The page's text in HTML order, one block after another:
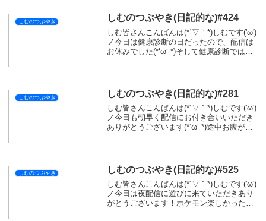
しむのつぶやき しむのつぶやき(日記的な)#424
しむ皆さんこんばんは(*´▽｀*)しむです('ω')
ノ今日は健康診断の日だったので、配信は
お休みでした(*‘ω‘ *)そして健康診断では、
しむのつぶやき しむのつぶやき(日記的な)#281
しむ皆さんこんばんは(*´▽｀*)しむです('ω')
ノ今日も朝早く配信にお付き合いいただき
ありがとうございます(*‘ω‘ *)途中お腹が減
しむのつぶやき しむのつぶやき(日記的な)#525
しむ皆さんこんばんは(*´▽｀*)しむです('ω')
ノ今日は夜配信に遊びに来ていただきあり
がとうございます！ポケモン楽しかったけ